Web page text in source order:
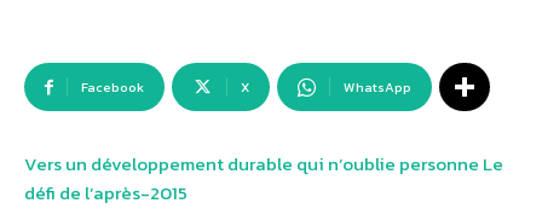
Facebook X WhatsApp
Vers un développement durable qui n’oublie personne Le
défi de l’après-2015